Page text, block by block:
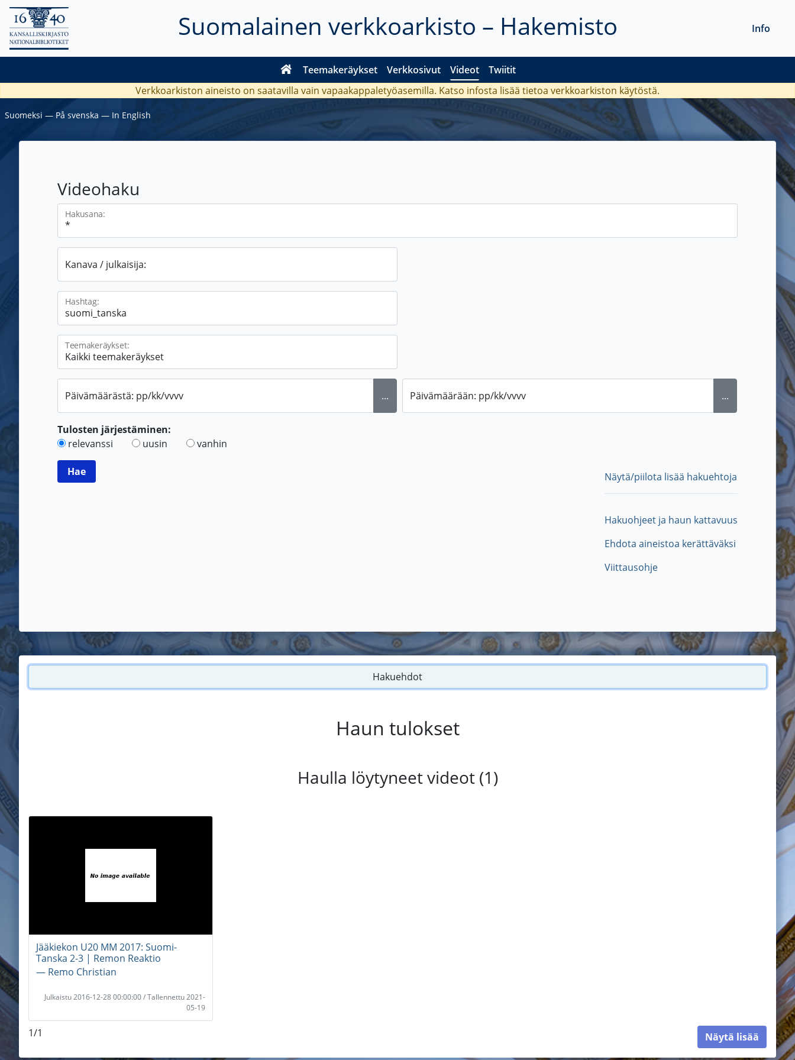
Suomalainen verkkoarkisto – Hakemisto
Teemakeräykset Verkkosivut Videot Twiitit
Info
Verkkoarkiston aineisto on saatavilla vain vapaakappaletyöasemilla. Katso infosta lisää tietoa verkkoarkiston käytöstä.
Suomeksi ― På svenska ― In English
Videohaku
Hakusana:
Kanava / julkaisija:
Hashtag:
Teemakeräykset:
Päivämäärästä: pp/kk/vvvv ... Päivämäärään: pp/kk/vvvv ...
Tulosten järjestäminen:
relevanssi
uusin vanhin
Näytä/piilota lisää hakuehtoja
Hakuohjeet ja haun kattavuus
Ehdota aineistoa kerättäväksi
Viittausohje
Hakuehdot
Haun tulokset
Haulla löytyneet videot (1)
Jääkiekon U20 MM 2017: Suomi-
Tanska 2-3 | Remon Reaktio
― Remo Christian
Julkaistu 2016-12-28 00:00:00 / Tallennettu 2021-
05-19
1/1 Näytä lisää